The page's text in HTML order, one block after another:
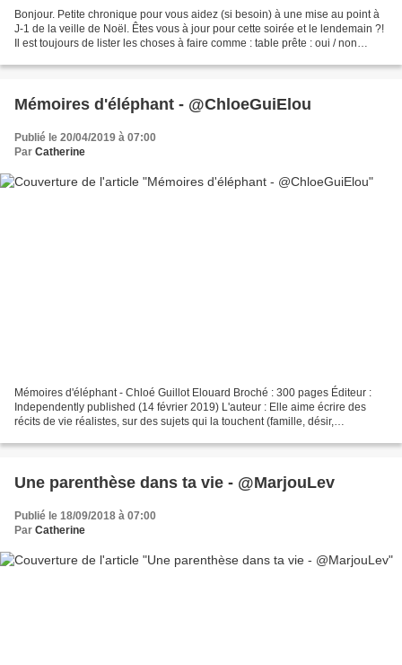
Bonjour. Petite chronique pour vous aidez (si besoin) à une mise au point à
J-1 de la veille de Noël. Êtes vous à jour pour cette soirée et le lendemain ?!
Il est toujours de lister les choses à faire comme : table prête : oui / non
Mémoires d'éléphant - @ChloeGuiElou
Publié le 20/04/2019 à 07:00
Par Catherine
Mémoires d'éléphant - Chloé Guillot Elouard Broché : 300 pages Éditeur :
Independently published (14 février 2019) L'auteur : Elle aime écrire des
récits de vie réalistes, sur des sujets qui la touchent (famille, désir,
Une parenthèse dans ta vie - @MarjouLev
Publié le 18/09/2018 à 07:00
Par Catherine